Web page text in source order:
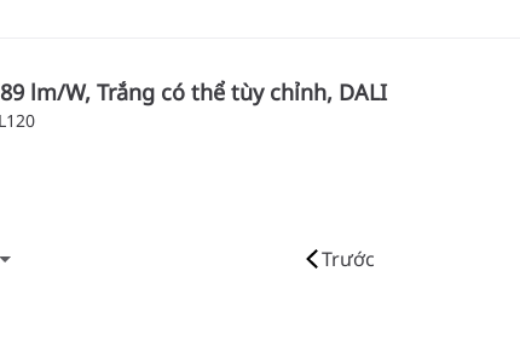
89 lm/W, Trắng có thể tùy chỉnh, DALI
Trước